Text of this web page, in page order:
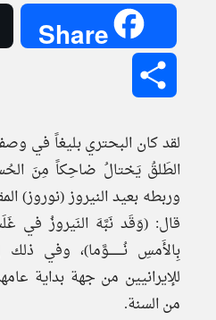
Share
لقد كان البحتري بليغاً في
الطَلقُ يَختالُ ضاحِكاً مِنَ
وربطه بعيد النيروز (نوروز)
قال: (وَقَد نَبَّهَ النَيروزُ في
بِالأَمسِ نُــــــــوَّما)، وفي
للإيرانيين من جهة بداية
من السنة.